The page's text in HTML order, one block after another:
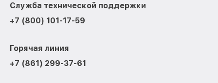
Служба технической поддержки
+7 (800) 101-17-59
Горячая линия
+7 (861) 299-37-61